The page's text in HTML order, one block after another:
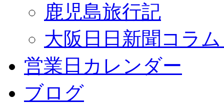
鹿児島旅行記
大阪日日新聞コラ
営業日カレンダー
ブログ